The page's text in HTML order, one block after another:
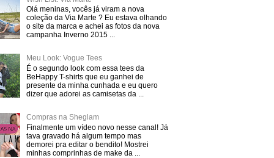
Olá meninas, vocês já viram a nova
coleção da Via Marte ? Eu estava olhando
o site da marca e achei as fotos da nova
campanha Inverno 2015 ...
Meu Look: Vogue Tees
É o segundo look com essa tees da
BeHappy T-shirts que eu ganhei de
presente da minha cunhada e eu quero
dizer que adorei as camisetas da ...
Compras na Sheglam
Finalmente um vídeo novo nesse canal! Já
tava gravado há algum tempo mas
demorei pra editar o bendito! Mostrei
minhas comprinhas de make da ...